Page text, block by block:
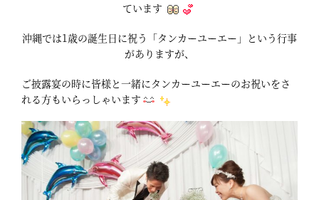
ています
沖縄では1歳の誕生日に祝う「タンカーユーエー」という行事
がありますが、
ご披露宴の時に皆様と一緒にタンカーユーエーのお祝いをさ
れる方もいらっしゃいます